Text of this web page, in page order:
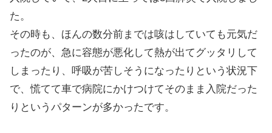
た。
その時も、ほんの数分前までは咳はしていても元気だ
ったのが、急に容態が悪化して熱が出てグッタリして
しまったり、呼吸が苦しそうになったりという状況下
で、慌てて車で病院にかけつけてそのまま入院だった
りというパターンが多かったです。